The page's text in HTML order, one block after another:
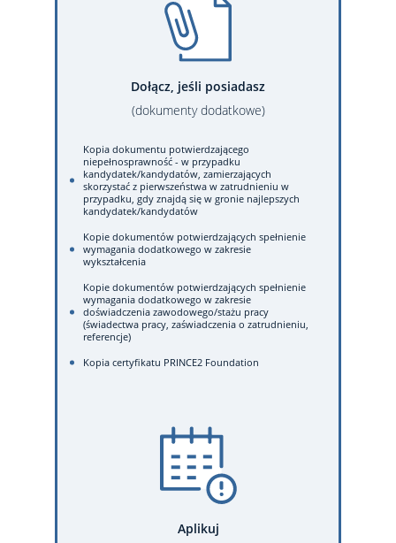
Dołącz, jeśli posiadasz
(dokumenty dodatkowe)
Kopia dokumentu potwierdzającego
niepełnosprawność - w przypadku
kandydatek/kandydatów, zamierzających
skorzystać z pierwszeństwa w zatrudnieniu w
przypadku, gdy znajdą się w gronie najlepszych
kandydatek/kandydatów
Kopie dokumentów potwierdzających spełnienie
wymagania dodatkowego w zakresie
wykształcenia
Kopie dokumentów potwierdzających spełnienie
wymagania dodatkowego w zakresie
doświadczenia zawodowego/stażu pracy
(świadectwa pracy, zaświadczenia o zatrudnieniu,
referencje)
Kopia certyfikatu PRINCE2 Foundation
Aplikuj